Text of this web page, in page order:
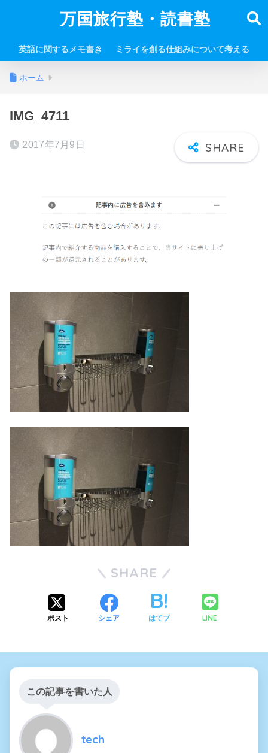
万国旅行塾・読書塾
英語に関するメモ書き ミライを創る仕組みについて考える
ホーム
IMG_4711
2017年7月9日
SHARE
ポスト シェア はてブ LINE
この記事を書いた人
tech